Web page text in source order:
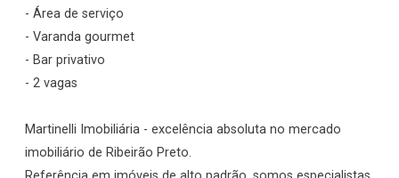
- Área de serviço
- Varanda gourmet
- Bar privativo
- 2 vagas
Martinelli Imobiliária - excelência absoluta no mercado
imobiliário de Ribeirão Preto.